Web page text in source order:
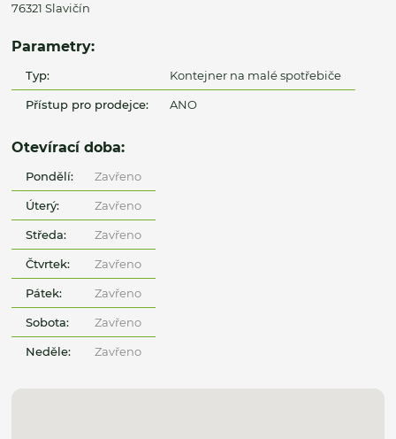
76321 Slavičín
Parametry:
Typ: Kontejner na malé spotřebiče
Přístup pro prodejce: ANO
Otevírací doba:
Pondělí: Zavřeno
Úterý: Zavřeno
Středa: Zavřeno
Čtvrtek: Zavřeno
Pátek: Zavřeno
Sobota: Zavřeno
Neděle: Zavřeno